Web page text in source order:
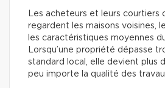
Les acheteurs et leurs courtiers
regardent les maisons voisines,
les caractéristiques moyennes
Lorsqu’une propriété dépasse
standard local, elle devient plus
peu importe la qualité des